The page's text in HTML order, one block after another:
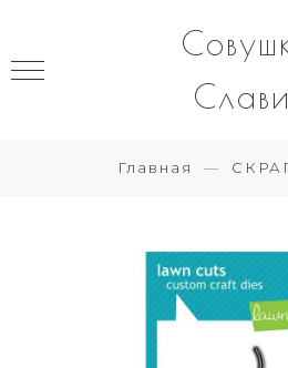
Главная